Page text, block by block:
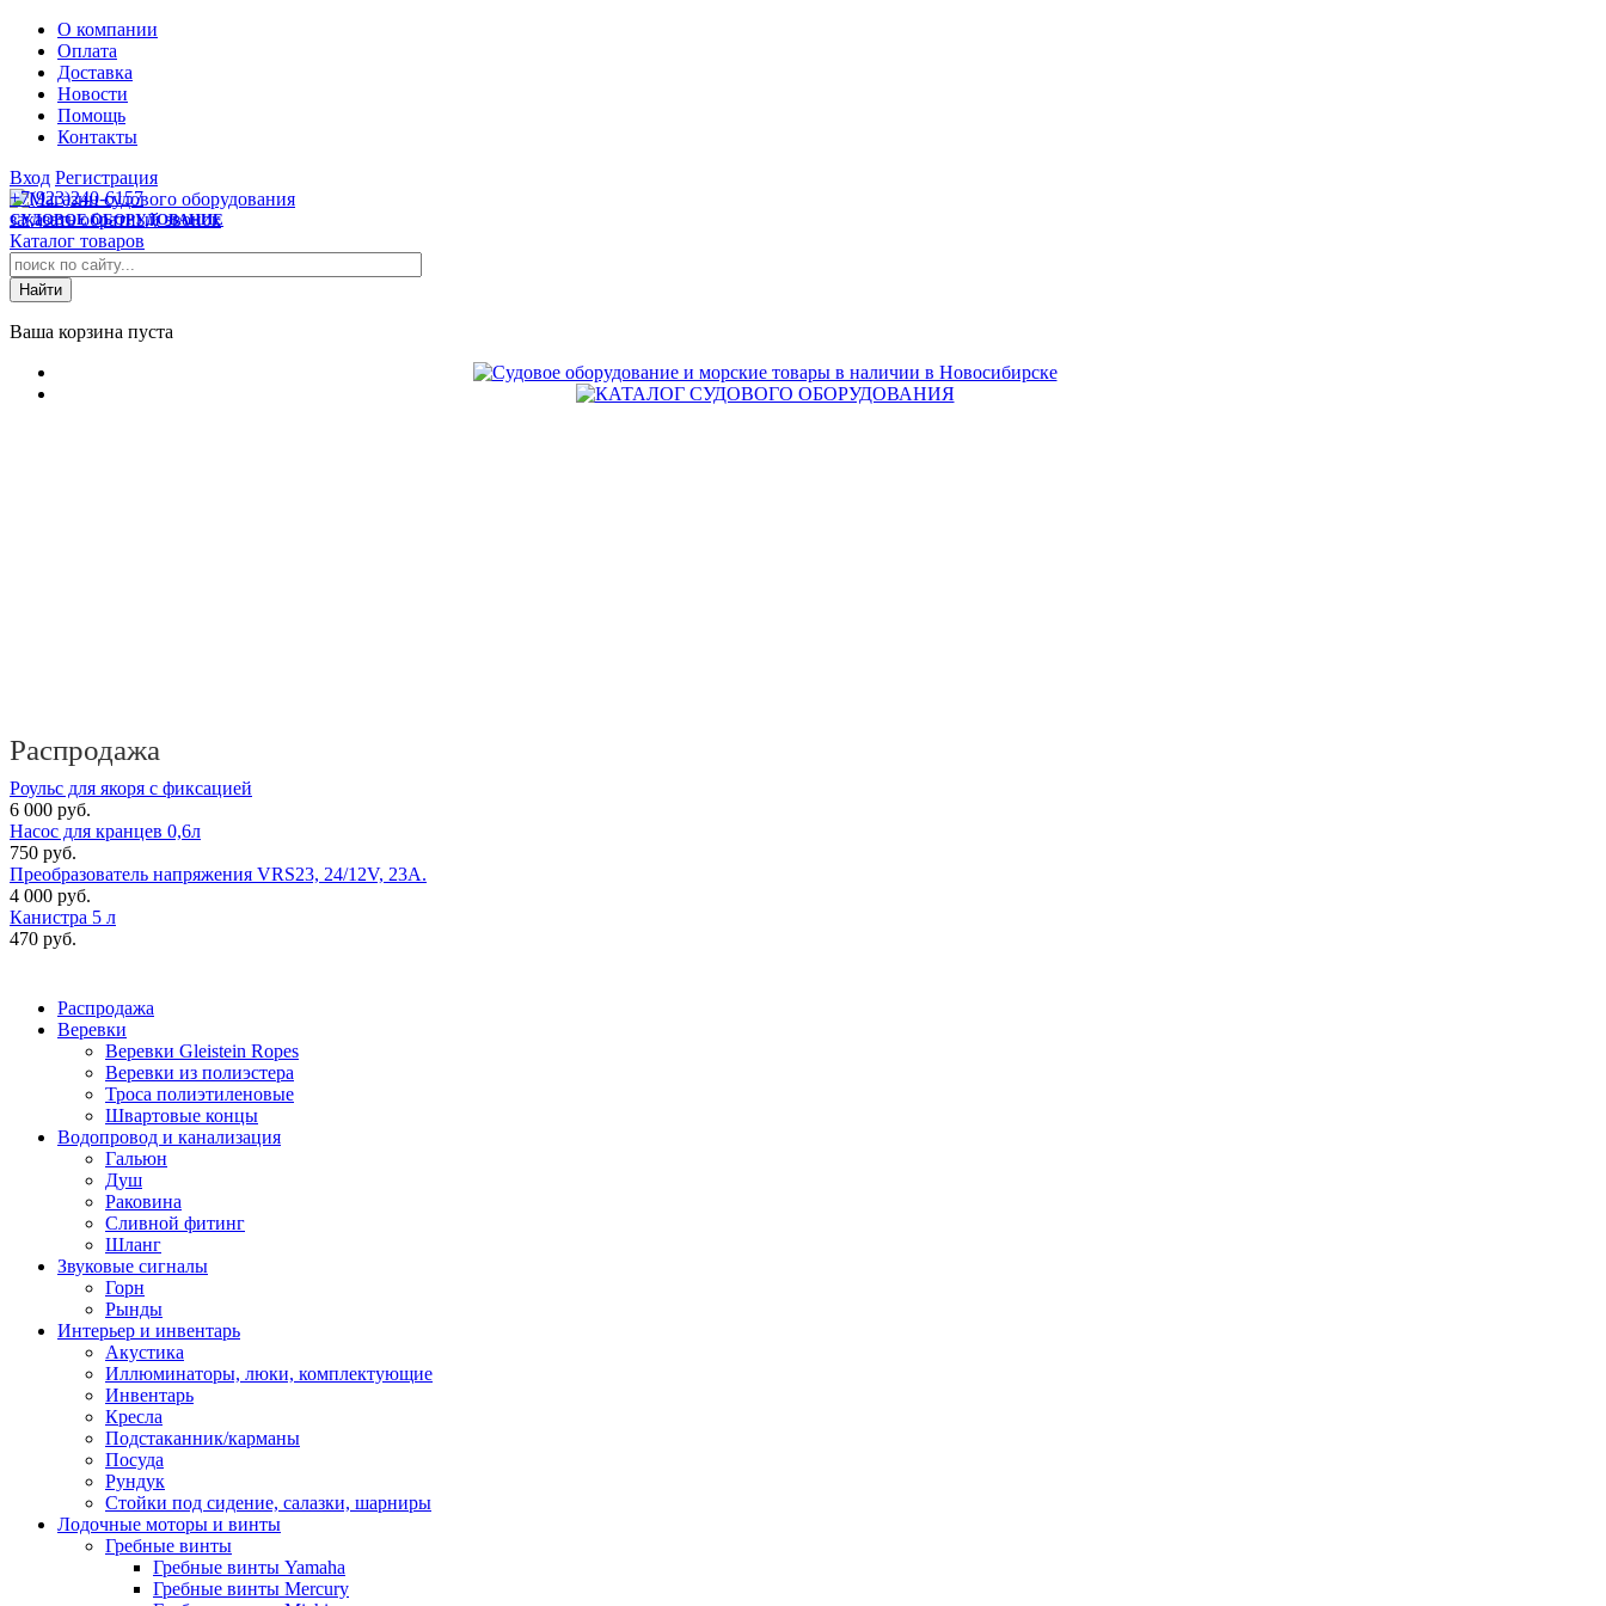
О компании
Оплата
Доставка
Новости
Помощь
Контакты
Вход Регистрация
СУДОВОЕ ОБОРУДОВАНИЕ
+7(923)240-6157
заказать обратный звонок
Каталог товаров
Ваша корзина пуста
Распродажа
Роульс для якоря с фиксацией
6 000 руб.
Насос для кранцев 0,6л
750 руб.
Преобразователь напряжения VRS23, 24/12V, 23A.
4 000 руб.
Канистра 5 л
470 руб.
Распродажа
Веревки
Веревки Gleistein Ropes
Веревки из полиэстера
Троса полиэтиленовые
Швартовые концы
Водопровод и канализация
Гальюн
Душ
Раковина
Сливной фитинг
Шланг
Звуковые сигналы
Горн
Рынды
Интерьер и инвентарь
Акустика
Иллюминаторы, люки, комплектующие
Инвентарь
Кресла
Подстаканник/карманы
Посуда
Рундук
Стойки под сидение, салазки, шарниры
Лодочные моторы и винты
Гребные винты
Гребные винты Yamaha
Гребные винты Mercury